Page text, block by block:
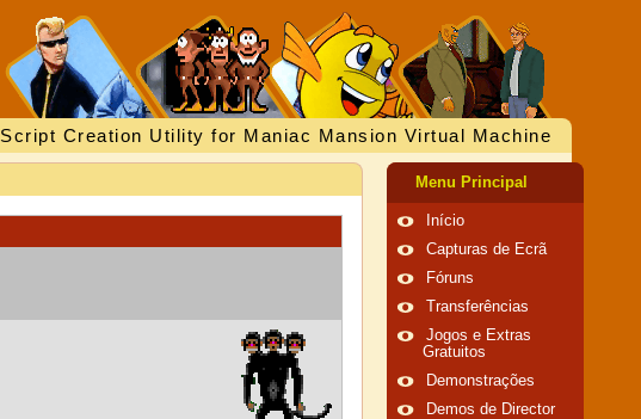
Script Creation Utility for Maniac Mansion Virtual Machine
Menu Principal
Início
Capturas de Ecrã
Fóruns
Transferências
Jogos e Extras
Gratuitos
Demonstrações
Demos de Director